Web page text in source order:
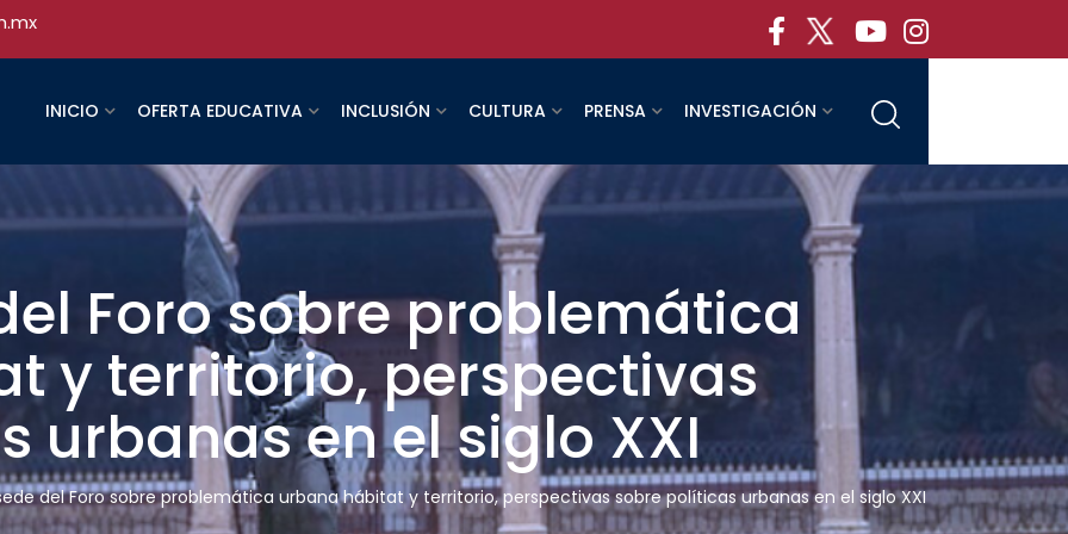
INICIO OFERTA EDUCATIVA INCLUSIÓN CULTURA PRENSA INVESTIGACIÓN
Foro sobre problemática
y territorio, perspectivas
urbanas en el siglo XXI
sede del Foro sobre problemática urbana hábitat y territorio, perspectivas sobre políticas urbanas en el siglo XXI